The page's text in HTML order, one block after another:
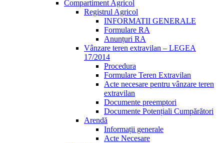
Compartiment Agricol
Registrul Agricol
INFORMATII GENERALE
Formulare RA
Anunțuri RA
Vânzare teren extravilan – LEGEA
17/2014
Procedura
Formulare Teren Extravilan
Acte necesare pentru vânzare teren
extravilan
Documente preemptori
Documente Potențiali Cumpărători
Arendă
Informații generale
Acte Necesare